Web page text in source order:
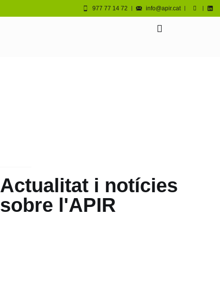
977 77 14 72 info@apir.cat
Actualitat i notícies
sobre l'APIR